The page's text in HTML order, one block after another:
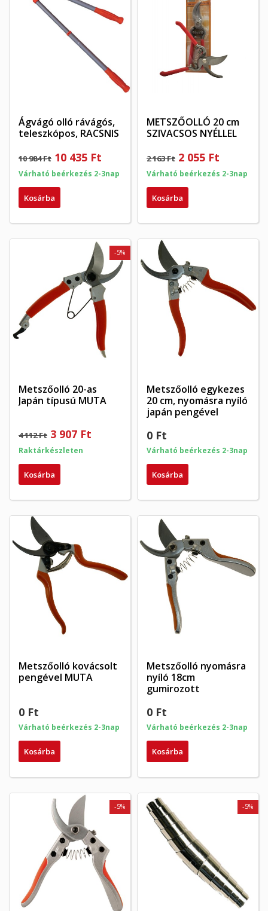
Ágvágó olló rávágós,
teleszkópos, RACSNIS
10 984 Ft 10 435 Ft
Várható beérkezés 2-3nap
Kosárba
METSZŐOLLÓ 20 cm
SZIVACSOS NYÉLLEL
2 163 Ft 2 055 Ft
Várható beérkezés 2-3nap
Kosárba
Metszőolló 20-as
Japán típusú MUTA
4 112 Ft
-5%
3 907 Ft
Raktárkészleten
Kosárba
Metszőolló egykezes
20 cm, nyomásra nyíló
japán pengével
0 Ft
Várható beérkezés 2-3nap
Kosárba
Metszőolló kovácsolt
pengével MUTA
0 Ft
Várható beérkezés 2-3nap
Kosárba
Metszőolló nyomásra
nyíló 18cm
gumirozott
0 Ft
Várható beérkezés 2-3nap
Kosárba
-5% -5%
My wishlists
((modalTitle))
((confirmMessage))
Kívánságlista létrehozása
Kívánságlista neve
Mégsem Kívánságlista létrehozása
Bejelentkezés
Be kell jelentkezned a termékek kívánságlistába történő
Bejelentkezés